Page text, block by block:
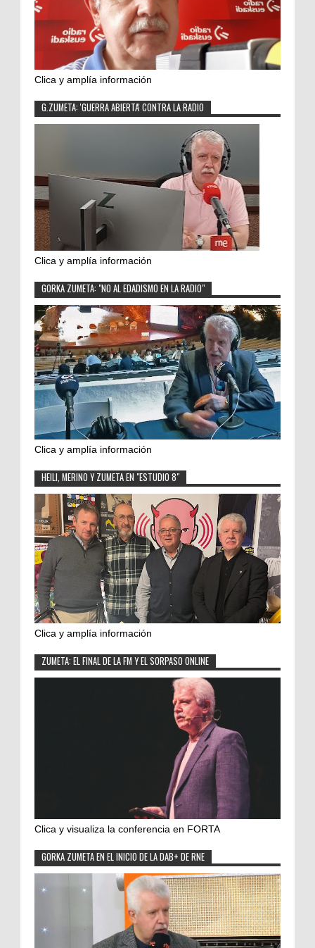
Clica y amplía información
G.ZUMETA: 'GUERRA ABIERTA' CONTRA LA RADIO
Clica y amplía información
GORKA ZUMETA: "NO AL EDADISMO EN LA RADIO"
Clica y amplía información
HEILI, MERINO Y ZUMETA EN "ESTUDIO 8"
Clica y amplía información
ZUMETA: EL FINAL DE LA FM Y EL SORPASO ONLINE
Clica y visualiza la conferencia en FORTA
GORKA ZUMETA EN EL INICIO DE LA DAB+ DE RNE